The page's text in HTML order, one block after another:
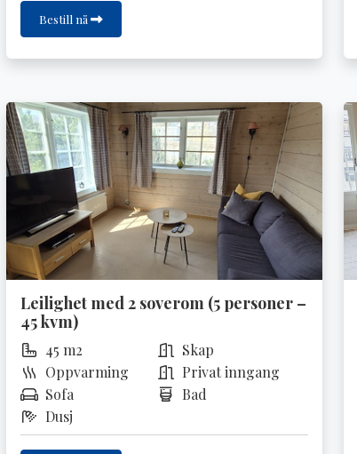
Bestill nå
Leilighet med 2 soverom (5 personer –
45 kvm)
45 m2
Skap
Oppvarming
Privat inngang
Sofa
Bad
Dusj